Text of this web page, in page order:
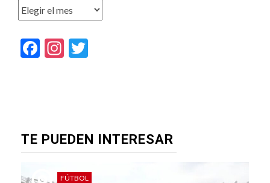
Archivos
Facebook
Instagram
TE PUEDEN INTERESAR
FÚTBOL